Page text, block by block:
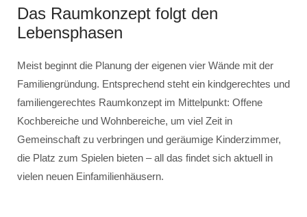
Das Raumkonzept folgt den
Lebensphasen
Meist beginnt die Planung der eigenen vier Wände mit der
Familiengründung. Entsprechend steht ein kindgerechtes und
familiengerechtes Raumkonzept im Mittelpunkt: Offene
Kochbereiche und Wohnbereiche, um viel Zeit in
Gemeinschaft zu verbringen und geräumige Kinderzimmer,
die Platz zum Spielen bieten – all das findet sich aktuell in
vielen neuen Einfamilienhäusern.